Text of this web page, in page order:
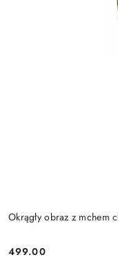
Okrągły obraz z mchem
Cena:
499.00